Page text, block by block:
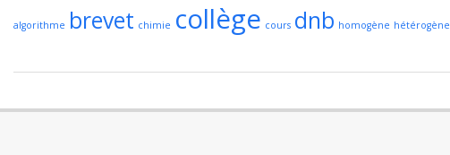
algorithme brevet chimie collège cours dnb homogène hétérogène